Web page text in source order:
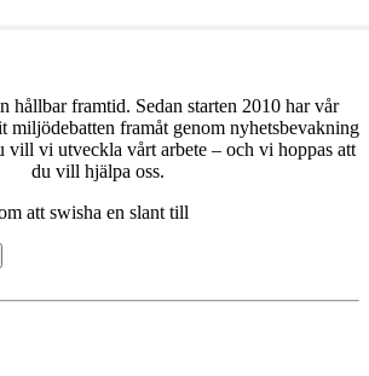
hållbar framtid. Sedan starten 2010 har vår
miljödebatten framåt genom nyhetsbevakning
vill vi utveckla vårt arbete – och vi hoppas att
du vill hjälpa oss.
att swisha en slant till